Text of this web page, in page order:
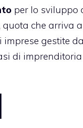
per lo sviluppo
che arriva
imprese gestite da
di imprenditoria